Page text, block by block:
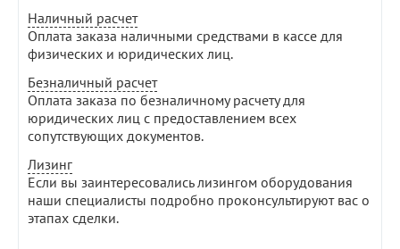
Наличный расчет
Оплата заказа наличными средствами в кассе для
физических и юридических лиц.
Безналичный расчет
Оплата заказа по безналичному расчету для
юридических лиц с предоставлением всех
сопутствующих документов.
Лизинг
Если вы заинтересовались лизингом оборудования
наши специалисты подробно проконсультируют вас о
этапах сделки.